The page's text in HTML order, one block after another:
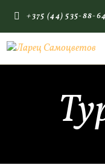
+375 (44) 535-88-64
ГЛАВНАЯ
МАГАЗИН